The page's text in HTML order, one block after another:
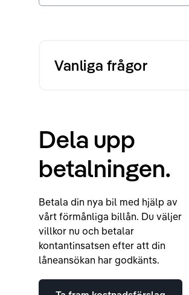
Vanliga frågor
Dela upp
betalningen.
Betala din nya bil med hjälp av
vårt förmånliga billån. Du väljer
villkor nu och betalar
kontantinsatsen efter att din
låneansökan har godkänts.